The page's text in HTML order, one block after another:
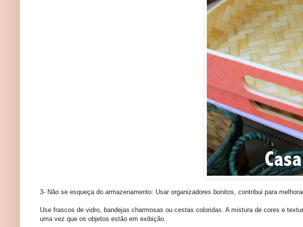
3- Não se esqueça do armazenamento: Usar organizadores bonitos, contribui para
Use frascos de vidro, bandejas charmosas ou cestas coloridas. A mistura de cores e
uma vez que os objetos estão em exibição.